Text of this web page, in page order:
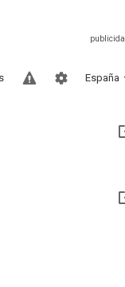
España